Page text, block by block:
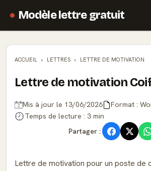
Modèle lettre gratuit
ACCUEIL LETTRES LETTRE DE MOTIVATION
Lettre de motivation
Mis à jour le 13/06/2026
Format :
Temps de lecture : 3 min
Partager :
Lettre de motivation pour un poste de